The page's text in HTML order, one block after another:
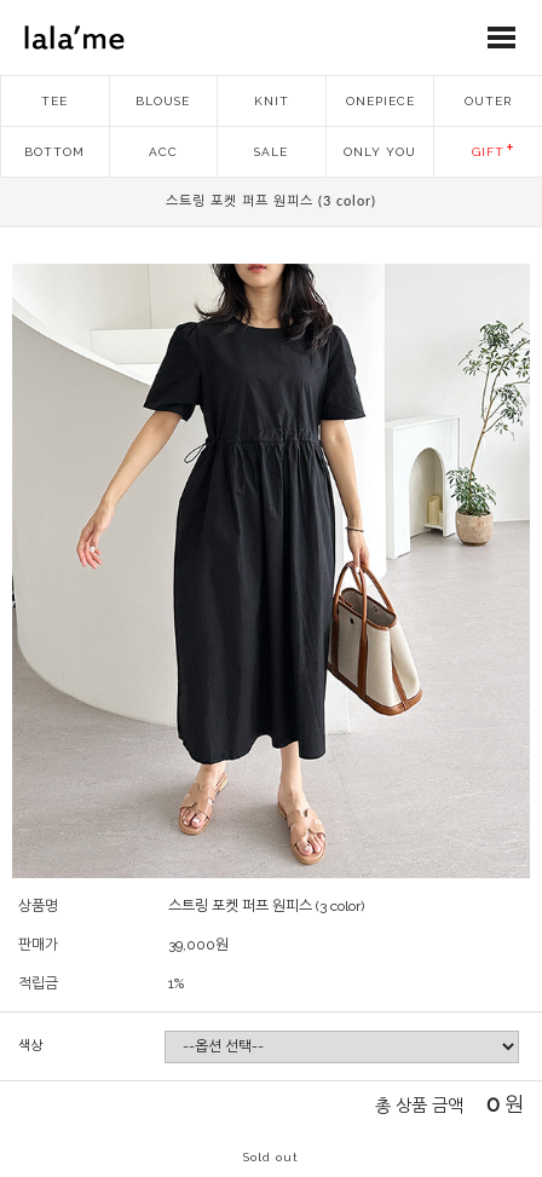
TEE BLOUSE KNIT ONEPIECE OUTER
BOTTOM ACC SALE ONLY YOU GIFT
스트링 포켓 퍼프 원피스 (3 color)
상품명 스트링 포켓 퍼프 원피스 (3 color)
판매가 39,000원
적립금 1%
색상
총 상품 금액 0 원
Sold out